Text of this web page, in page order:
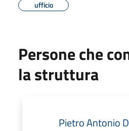
ufficio
Persone che
la struttura
Pietro Antonio